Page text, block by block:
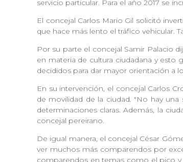
servicio particular. Para el año 2017 se
El concejal Carlos Mario Gil solicitó
que hace más lento el tráfico vehicular.
Por su parte el concejal Samir Palacio
en materia de cultura ciudadana y esto
decididos para dar mayor orientación a
En su intervención, el concejal Carlos
de movilidad de la ciudad. "No hay
determinaciones claras. Además, la
concejal pereirano.
De igual manera, el concejal César
ver muchos más comparendos por
comparendos en temas como el pico